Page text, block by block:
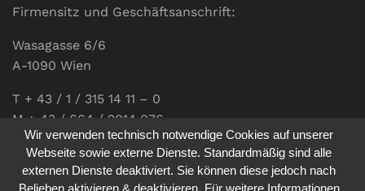
Firmensitz und Geschäftsanschrift:
Wasagasse 6/6
A-1090 Wien
T + 43 / 1 / 315 14 11 – 0
M + 43 / 664 / 2014 076
E-Mail:office@communications.co.at
Homepage:www.communications.co.at
Wir verwenden technisch notwendige Cookies auf unserer
Webseite sowie externe Dienste. Standardmäßig sind alle
externen Dienste deaktiviert. Sie können diese jedoch nach
Belieben aktivieren & deaktivieren. Für weitere Informationen